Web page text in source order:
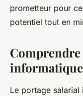
prometteur pour
potentiel tout en
informatique
Le portage